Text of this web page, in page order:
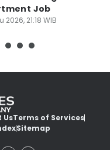
Job
2026, 21:18 WIB
UsTerms of Services
Sitemap